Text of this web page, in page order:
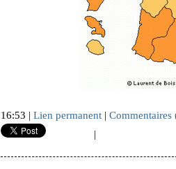
16:53 | Lien permanent | Commentaires
|